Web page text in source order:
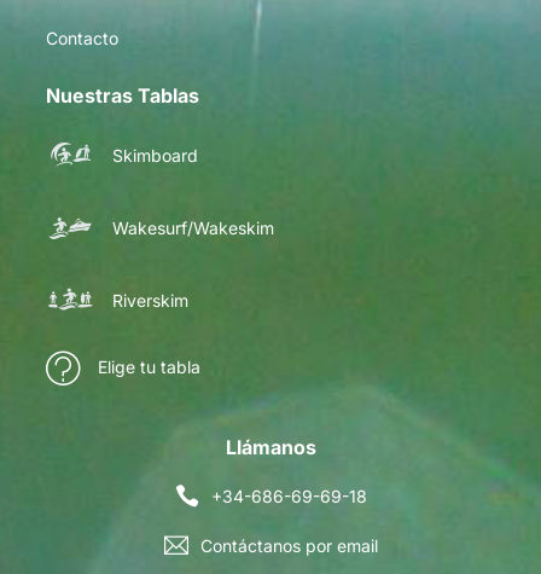
Contacto
Nuestras Tablas
Skimboard
Wakesurf/Wakeskim
Riverskim
Elige tu tabla
Llámanos
+34-686-69-69-18
Contáctanos por email